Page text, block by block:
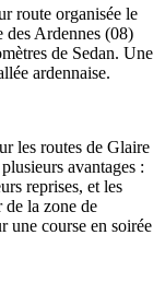
route organisée le
des Ardennes (08)
de Sedan. Une
ardennaise.
les routes de Glaire
avantages :
reprises, et les
de la zone de
une course en soirée